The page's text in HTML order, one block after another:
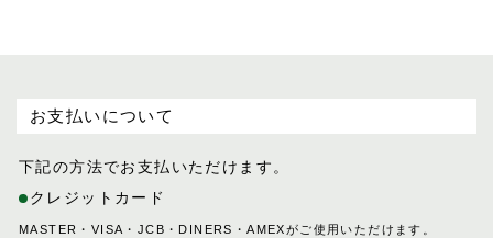
お支払いについて
下記の方法でお支払いただけます。
クレジットカード
MASTER・VISA・JCB・DINERS・AMEXがご使用いただけます。